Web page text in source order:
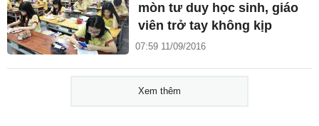
mòn tư duy học sinh, giáo
viên trở tay không kịp
07:59 11/09/2016
Xem thêm